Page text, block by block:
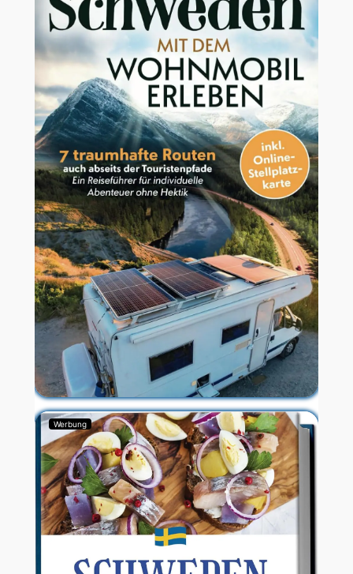
Werbung